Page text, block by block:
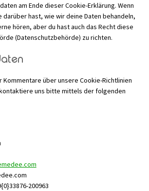
am Ende dieser Cookie-Erklärung. Wenn
darüber hast, wie wir deine Daten behandeln,
hören, aber du hast auch das Recht diese
(Datenschutzbehörde) zu richten.
Kommentare über unsere Cookie-Richtlinien
uns bitte mittels der folgenden
200963